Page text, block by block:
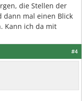
die Stellen der
dann mal einen Blick
Kann ich da mit
#4